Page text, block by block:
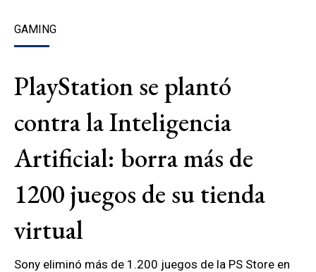
GAMING
PlayStation se plantó
contra la Inteligencia
Artificial: borra más de
1200 juegos de su tienda
virtual
Sony eliminó más de 1.200 juegos de la PS Store en